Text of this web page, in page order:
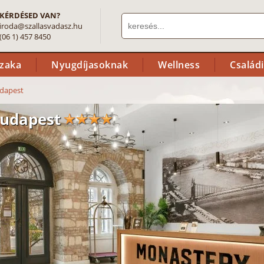
KÉRDÉSED VAN?
iroda@szallasvadasz.hu
(06 1) 457 8450
Nyugdíjasoknak Wellness